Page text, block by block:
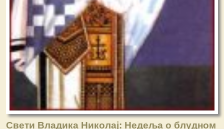
Свети Владика Николај: Недеља o блудном